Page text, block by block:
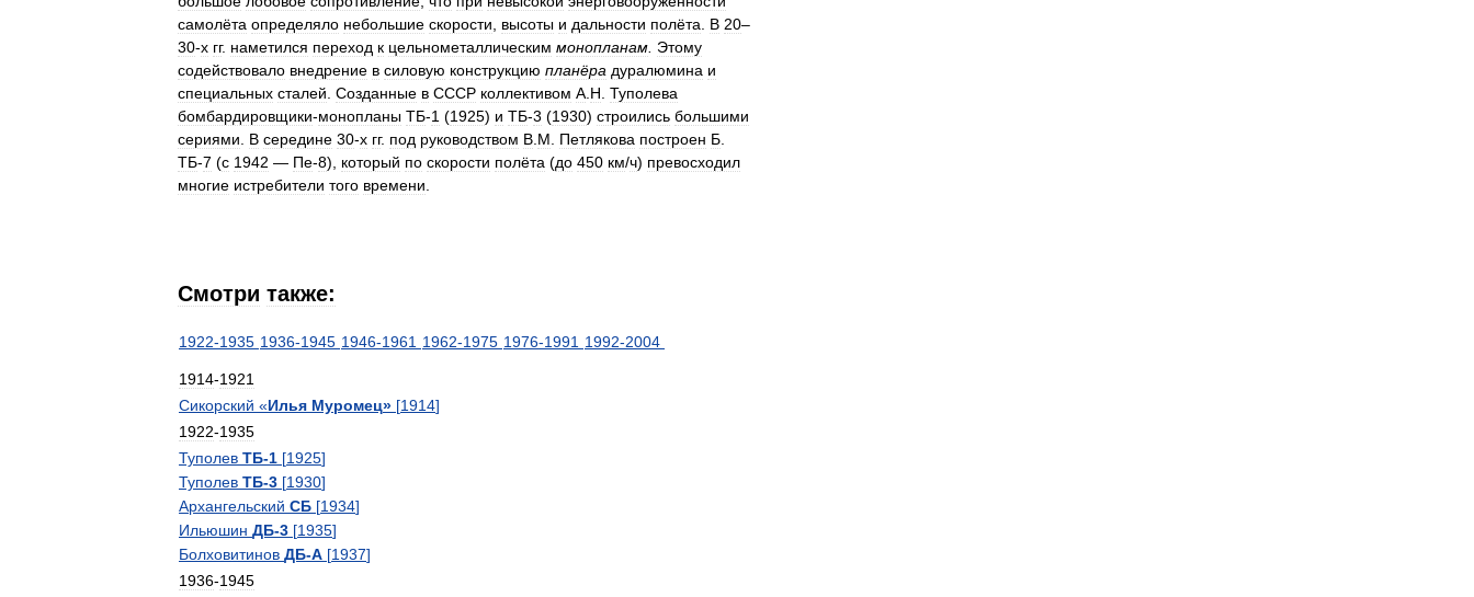
самолёта определяло небольшие скорости высоты и дальности полёта В 20–
30-х гг. наметился переход к цельнометаллическим монопланам Этому
содействовало внедрение в силовую конструкцию планёра дуралюмина и
специальных сталей Созданные в СССР коллективом А Н Туполева
бомбардировщики-монопланы ТБ-1 (1925) и ТБ-3 (1930) строились большими
сериями
В середине 30-х гг. под руководством В М Петлякова построен Б
ТБ-7 (с 1942 — Пе-8), который по скорости полёта (до 450 км/ч) превосходил
многие истребители того времени
Смотри также:
1922-1935 1936-1945 1946-1961 1962-1975 1976-1991 1992-2004
1914-1921
Сикорский «Илья Муромец» [1914]
1922-1935
Туполев ТБ-1 [1925]
Туполев ТБ-3 [1930]
Архангельский СБ [1934]
Ильюшин ДБ-3 [1935]
Болховитинов ДБ-А [1937]
1936-1945